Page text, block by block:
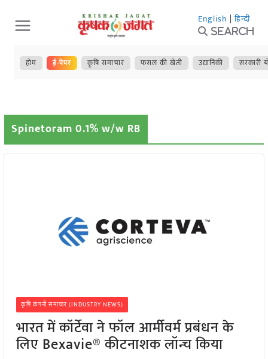
Skip
to
content
English | हिन्दी
Search
होम ई-पेपर कृषि समाचार फसल की खेती उद्यानिकी सरकारी
Spinetoram 0.1% w/w RB
कृषि कंपनी समाचार (INDUSTRY NEWS)
भारत में कॉर्टेवा ने फॉल आर्मीवर्म प्रबंधन के
लिए Bexavie® कीटनाशक लॉन्च किया